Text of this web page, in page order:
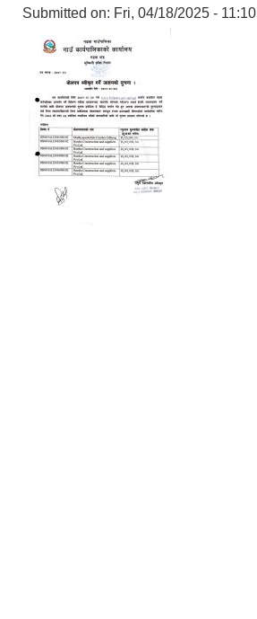
Submitted on: Fri, 04/18/2025 - 11:10